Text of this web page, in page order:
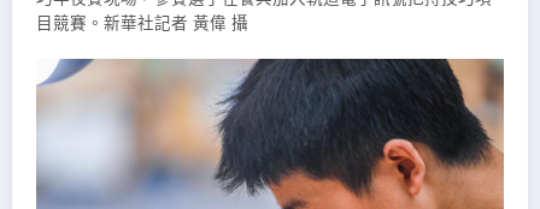
目競賽。新華社記者 黃偉 攝